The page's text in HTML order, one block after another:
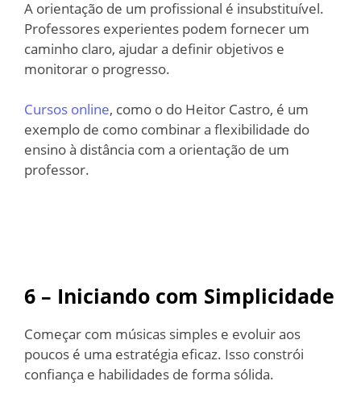
A orientação de um profissional é insubstituível.
Professores experientes podem fornecer um
caminho claro, ajudar a definir objetivos e
monitorar o progresso.
Cursos online, como o do Heitor Castro, é um
exemplo de como combinar a flexibilidade do
ensino à distância com a orientação de um
professor.
6 – Iniciando com Simplicidade
Começar com músicas simples e evoluir aos
poucos é uma estratégia eficaz. Isso constrói
confiança e habilidades de forma sólida.